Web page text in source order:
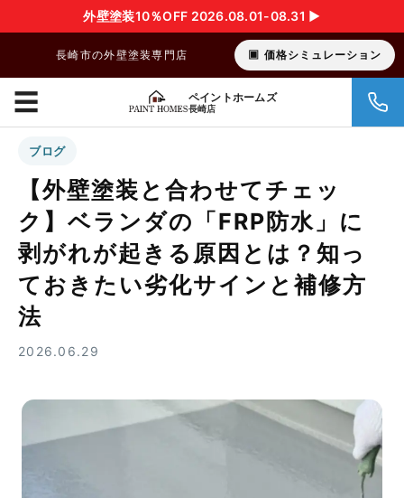
外壁塗装10％OFF 2026.08.01-08.31 ▶︎
長崎市の外壁塗装専門店 価格シミュレーション
ペイントホームズ
長崎店
☰
ブログ
【外壁塗装と合わせてチェッ
ク】ベランダの「FRP防水」に
剥がれが起きる原因とは？知っ
ておきたい劣化サインと補修方
法
2026.06.29